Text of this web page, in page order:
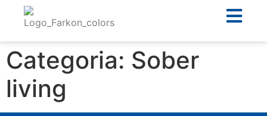
Categoria: Sober
living